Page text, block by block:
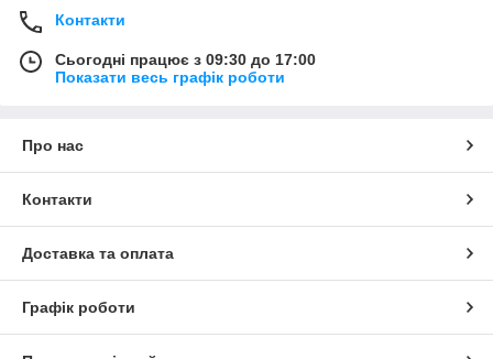
Контакти
Сьогодні працює з 09:30 до 17:00
Показати весь графік роботи
Про нас
Контакти
Доставка та оплата
Графік роботи